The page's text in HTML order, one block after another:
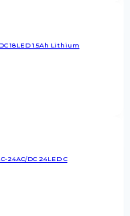
18LED 1.5Ah Lithium
24АС/DC 24LED С